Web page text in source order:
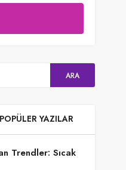
POPÜLER YAZILAR
Trendler: Sıcak